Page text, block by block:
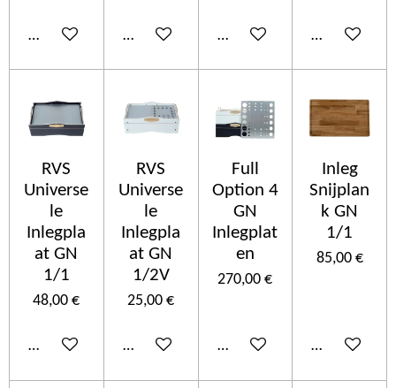
Añadir al carritoAñadir al carritoAñadir al carritoAñadir al
RVS
Universe
le
Inlegpla
at GN
1/1
48,00 €
Añadir al carrito
RVS
Universe
le
Inlegpla
at GN
1/2V
25,00 €
Añadir al carrito
Full
Option 4
GN
Inlegplat
en
270,00 €
Añadir al carrito
Inleg
Snijplan
k GN
1/1
85,00 €
Añadir al